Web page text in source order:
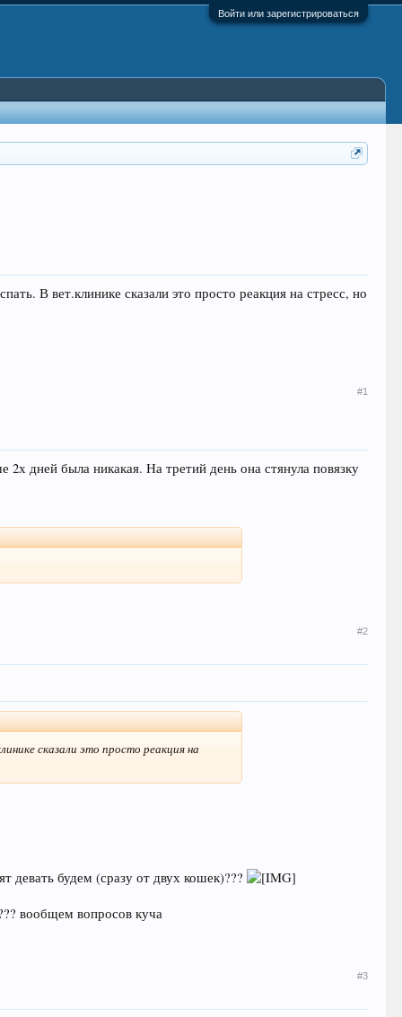
Войти или зарегистрироваться
В вет.клинике сказали это просто реакция на стресс, но
#1
дней была никакая. На третий день она стянула повязку
#2
сказали это просто реакция на
девать будем (сразу от двух кошек)???
вообщем вопросов куча
#3